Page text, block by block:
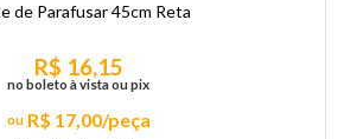
de Parafusar 45cm Reta
R$ 17,00/peça
R$ 16,15
no boleto à vista ou pix